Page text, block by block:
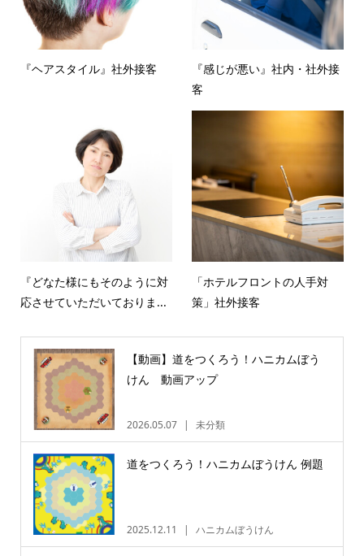
『ヘアスタイル』社外接客
『感じが悪い』社内・社外接
客
『どなた様にもそのように対
応させていただいておりま...
「ホテルフロントの人手対
策」社外接客
【動画】道をつくろう！ハニカムぼう
けん 動画アップ
2026.05.07 未分類
道をつくろう！ハニカムぼうけん 例題
2025.12.11 ハニカムぼうけん